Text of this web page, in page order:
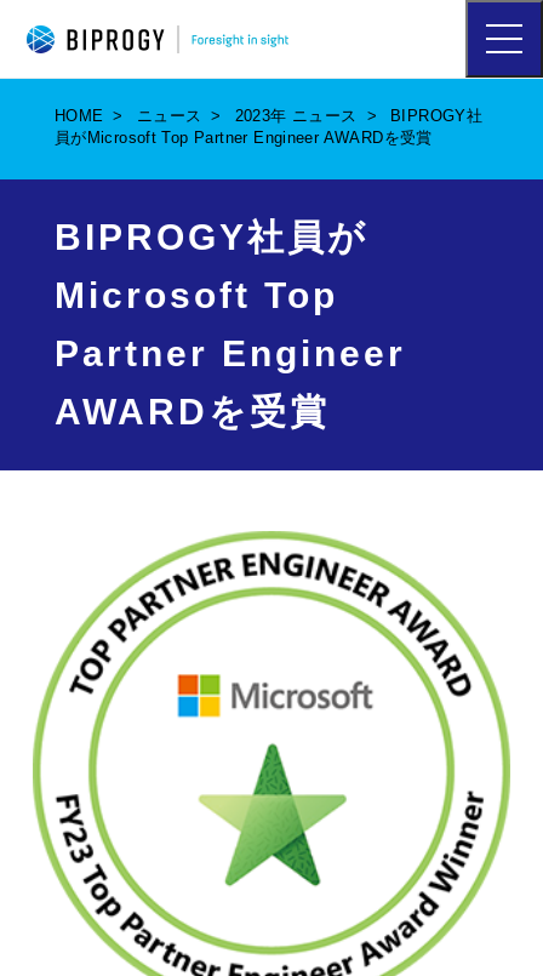
ハ
ン
メ
HOME ニュース 2023年 ニュース
BIPROGY社
員がMicrosoft Top Partner Engineer AWARDを受賞
BIPROGY社員が
Microsoft Top
Partner Engineer
AWARDを受賞